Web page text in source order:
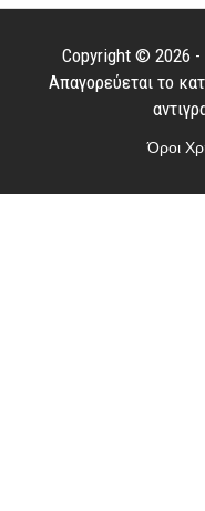
Copyright © 2026
Απαγορεύεται το
Όροι